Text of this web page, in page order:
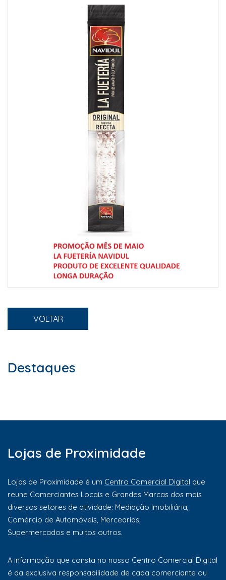
VOLTAR
Destaques
Lojas de Proximidade
Lojas de Proximidade é um Centro Comercial Digital que
reune Comerciantes Locais e Grandes Marcas dos mais
diversos setores de atividade: Mediação Imobiliária,
Comércio de Automóveis, Mercearias,
Supermercados e muitos outros.
A informação que consta no nosso Centro Comercial Digital
é da exclusiva responsabilidade de cada comerciante ou